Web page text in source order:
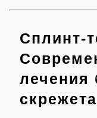
Сплинт-
лечения